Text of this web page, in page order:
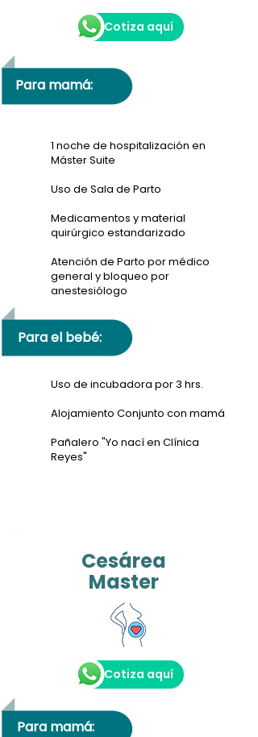
Cotiza aquí
Para mamá:
1 noche de hospitalización en
Máster Suite
Uso de Sala de Parto
Medicamentos y material
quirúrgico estandarizado
Atención de Parto por médico
general y bloqueo por
anestesiólogo
Para el bebé:
Uso de incubadora por 3 hrs.
Alojamiento Conjunto con mamá
Pañalero "Yo nací en Clínica
Reyes"
Cesárea
Master
Cotiza aquí
Para mamá: